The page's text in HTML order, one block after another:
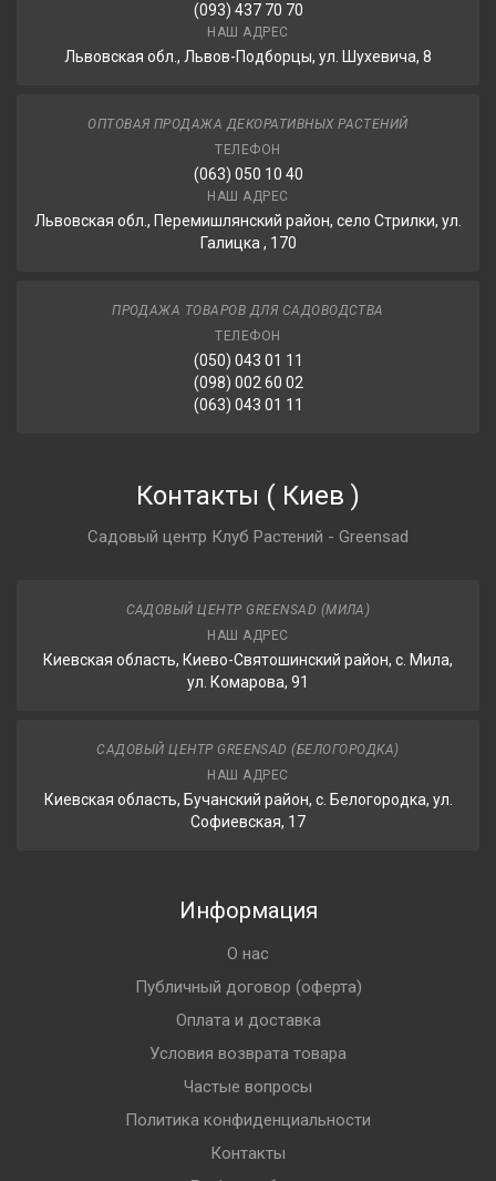
(093) 437 70 70
НАШ АДРЕС
Львовская обл., Львов-Подборцы, ул. Шухевича, 8
ОПТОВАЯ ПРОДАЖА ДЕКОРАТИВНЫХ РАСТЕНИЙ
ТЕЛЕФОН
(063) 050 10 40
НАШ АДРЕС
Львовская обл., Перемишлянский район, село Стрилки, ул.
Галицка , 170
ПРОДАЖА ТОВАРОВ ДЛЯ САДОВОДСТВА
ТЕЛЕФОН
(050) 043 01 11
(098) 002 60 02
(063) 043 01 11
Контакты ( Киев )
Садовый центр Клуб Растений - Greensad
САДОВЫЙ ЦЕНТР GREENSAD (МИЛА)
НАШ АДРЕС
Киевская область, Киево-Святошинский район, с. Мила,
ул. Комарова, 91
САДОВЫЙ ЦЕНТР GREENSAD (БЕЛОГОРОДКА)
НАШ АДРЕС
Киевская область, Бучанский район, с. Белогородка, ул.
Софиевская, 17
Информация
О нас
Публичный договор (оферта)
Оплата и доставка
Условия возврата товара
Частые вопросы
Политика конфиденциальности
Контакты